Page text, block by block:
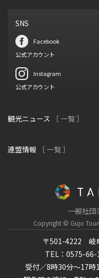
SNS
Facebook
公式アカウント
Instagram
公式アカウント
観光ニュース ［ 一覧 ］
連盟情報 ［ 一覧 ］
一般社団
Copyright © Gujo
〒501-4222 岐
TEL：0575-66-
受付／8時30分～17時